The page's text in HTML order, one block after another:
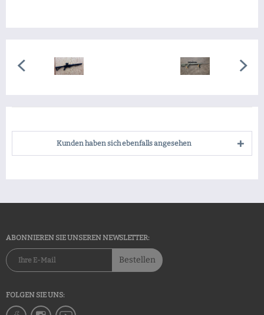
Kunden haben sich ebenfalls angesehen
ABONNIEREN SIE UNSEREN NEWSLETTER:
Bestellen
FOLGEN SIE UNS: